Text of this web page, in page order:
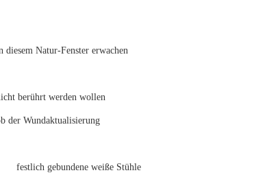
diesem Natur-Fenster erwachen
berührt werden wollen
der Wundaktualisierung
festlich gebundene weiße Stühle